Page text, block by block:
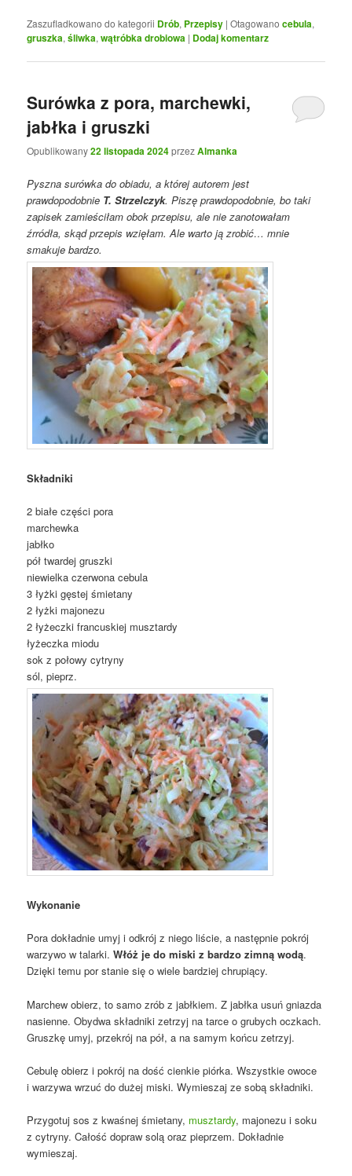
Zaszufladkowano do kategorii Drób, Przepisy |Otagowano cebula,
gruszka,śliwka,wątróbka drobiowa | Dodaj komentarz
Surówka z pora, marchewki,
jabłka i gruszki
Opublikowany22 listopada 2024przezAlmanka
Pyszna surówka do obiadu, a której autorem jest
prawdopodobnie T. Strzelczyk. Piszę prawdopodobnie, bo taki
zapisek zamieściłam obok przepisu, ale nie zanotowałam
źrródła, skąd przepis wzięłam. Ale warto ją zrobić… mnie
smakuje bardzo.
Składniki
2 białe części pora
marchewka
jabłko
pół twardej gruszki
niewielka czerwona cebula
3 łyżki gęstej śmietany
2 łyżki majonezu
2 łyżeczki francuskiej musztardy
łyżeczka miodu
sok z połowy cytryny
sól, pieprz.
Wykonanie
Pora dokładnie umyj i odkrój z niego liście, a następnie pokrój
warzywo w talarki.Włóż je do miski z bardzo zimną wodą.
Dzięki temu por stanie się o wiele bardziej chrupiący.
Marchew obierz, to samo zrób z jabłkiem. Z jabłka usuń gniazda
nasienne. Obydwa składniki zetrzyj na tarce o grubych oczkach.
Gruszkę umyj, przekrój na pół, a na samym końcu zetrzyj.
Cebulę obierz i pokrój na dość cienkie piórka. Wszystkie owoce
i warzywa wrzuć do dużej miski. Wymieszaj ze sobą składniki.
Przygotuj sos z kwaśnej śmietany, musztardy, majonezu i soku
z cytryny. Całość dopraw solą oraz pieprzem. Dokładnie
wymieszaj.